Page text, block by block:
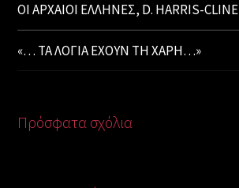
ΟΙ ΑΡΧΑΙΟΙ ΕΛΛΗΝΕΣ, D. HARRIS-CLINE
«… ΤΑ ΛΟΓΙΑ ΕΧΟΥΝ ΤΗ ΧΑΡΗ…»
Πρόσφατα σχόλια